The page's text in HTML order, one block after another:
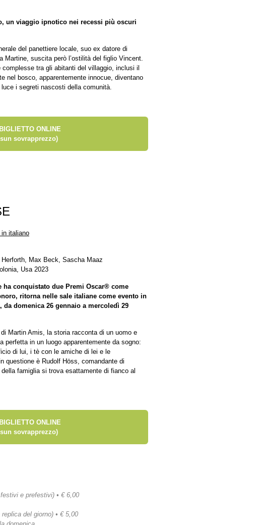
un viaggio ipnotico nei recessi più oscuri
del panettiere locale, suo ex datore di
Martine, suscita però l’ostilità del figlio Vincent.
tra gli abitanti del villaggio, inclusi il
nel bosco, apparentemente innocue, diventano
i segreti nascosti della comunità.
ONLINE
sovrapprezzo)
italiano
Max Beck, Sascha Maaz
Usa 2023
ha conquistato due Premi Oscar® come
ritorna nelle sale italiane come evento in
domenica 26 gennaio a mercoledì 29
Martin Amis, la storia racconta di un uomo e
perfetta in un luogo apparentemente da sogno:
di lui, i tè con le amiche di lei e le
questione è Rudolf Höss, comandante di
famiglia si trova esattamente di fianco al
ONLINE
sovrapprezzo)
e prefestivi) • € 6,00
del giorno) • € 5,00